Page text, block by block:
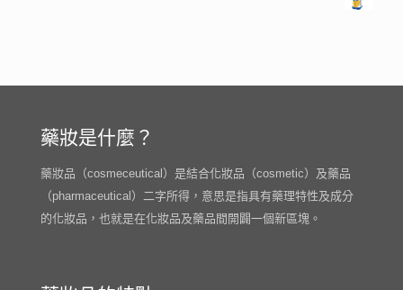
藥妝是什麼？
藥妝品（cosmeceutical）是結合化妝品（cosmetic）及藥品
（pharmaceutical）二字所得，意思是指具有藥理特性及成分
的化妝品，也就是在化妝品及藥品間開闢一個新區塊。